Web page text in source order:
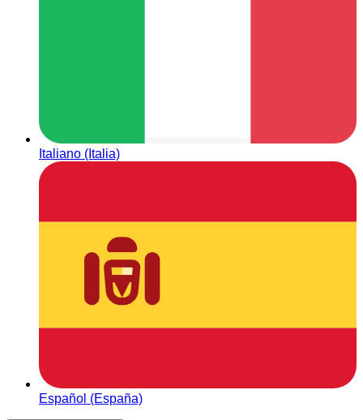
Italiano (Italia)
Español (España)